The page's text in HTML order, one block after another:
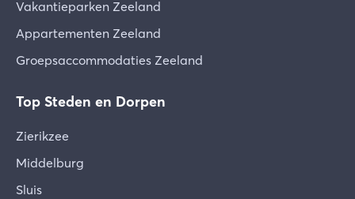
Vakantieparken Zeeland
Appartementen Zeeland
Groepsaccommodaties Zeeland
Top Steden en Dorpen
Zierikzee
Middelburg
Sluis